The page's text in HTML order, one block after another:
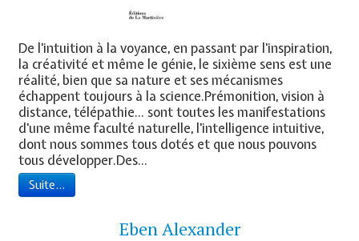
De l'intuition à la voyance, en passant par l'inspiration,
la créativité et même le génie, le sixième sens est une
réalité, bien que sa nature et ses mécanismes
échappent toujours à la science.Prémonition, vision à
distance, télépathie... sont toutes les manifestations
d'une même faculté naturelle, l'intelligence intuitive,
dont nous sommes tous dotés et que nous pouvons
tous développer.Des...
Suite...
Eben Alexander